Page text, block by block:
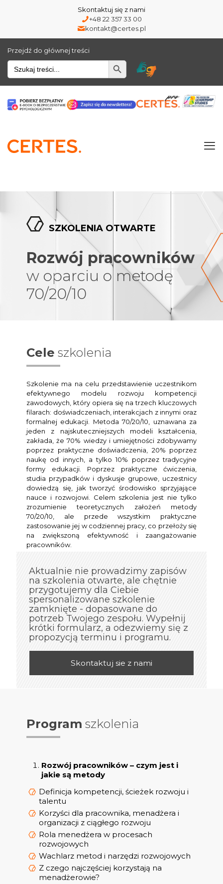
Skontaktuj się z nami
+48 22 357 33 00
kontakt@certes.pl
Przejdź do głównej treści
Wyszukiwarka
SZKOLENIA OTWARTE
Rozwój pracowników
w oparciu o metodę
70/20/10
Cele szkolenia
Szkolenie ma na celu przedstawienie uczestnikom
efektywnego modelu rozwoju kompetencji
zawodowych, który opiera się na trzech kluczowych
filarach: doświadczeniach, interakcjach z innymi oraz
formalnej edukacji. Metoda 70/20/10, uznawana za
jeden z najskuteczniejszych modeli kształcenia,
zakłada, że 70% wiedzy i umiejętności zdobywamy
poprzez praktyczne doświadczenia, 20% poprzez
naukę od innych, a tylko 10% poprzez tradycyjne
formy edukacji. Poprzez praktyczne ćwiczenia,
studia przypadków i dyskusje grupowe, uczestnicy
dowiedzą się, jak tworzyć środowisko sprzyjające
nauce i rozwojowi. Celem szkolenia jest nie tylko
zrozumienie teoretycznych założeń metody
70/20/10, ale przede wszystkim praktyczne
zastosowanie jej w codziennej pracy, co przełoży się
na zwiększoną efektywność i zaangażowanie
pracowników.
Aktualnie nie prowadzimy zapisów
na szkolenia otwarte, ale chętnie
przygotujemy dla Ciebie
spersonalizowane szkolenie
zamknięte - dopasowane do
potrzeb Twojego zespołu. Wypełnij
krótki formularz, a odezwiemy się z
propozycją terminu i programu.
Skontaktuj sie z nami
Program szkolenia
Rozwój pracowników – czym jest i
jakie są metody
Definicja kompetencji, ścieżek rozwoju i
talentu
Korzyści dla pracownika, menadżera i
organizacji z ciągłego rozwoju
Rola menedżera w procesach
rozwojowych
Wachlarz metod i narzędzi rozwojowych
Z czego najczęściej korzystają na
menadżerowie?